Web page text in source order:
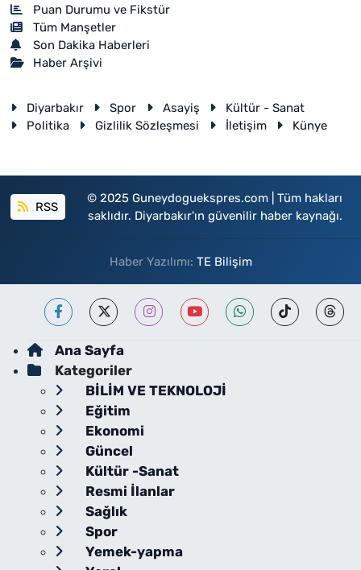
Puan Durumu ve Fikstür
Tüm Manşetler
Son Dakika Haberleri
Haber Arşivi
Diyarbakır Spor Asayiş
Kültür - Sanat
Politika
Gizlilik Sözleşmesi İletişim Künye
RSS
© 2025 Guneydoguekspres.com | Tüm hakları
saklıdır. Diyarbakır'ın güvenilir haber kaynağı.
Haber Yazılımı: TE Bilişim
Ana Sayfa
Kategoriler
BİLİM VE TEKNOLOJİ
Eğitim
Ekonomi
Güncel
Kültür -Sanat
Resmi İlanlar
Sağlık
Spor
Yemek-yapma